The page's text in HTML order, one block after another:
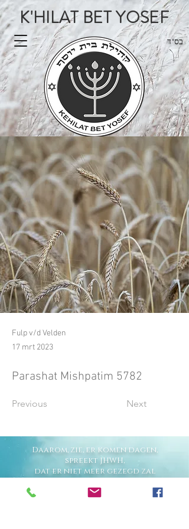
בס"ד
K'HILAT BET YOSEF
Fulp v/d Velden
17 mrt 2023
Parashat Mishpatim 5782
Previous Next
Daarom, zie, er komen dagen,
spreekt JHWH,
dat er niet meer gezegd zal
Zo waar JHWH leeft, Die de